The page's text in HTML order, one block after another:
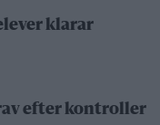
klarar
efter kontroller